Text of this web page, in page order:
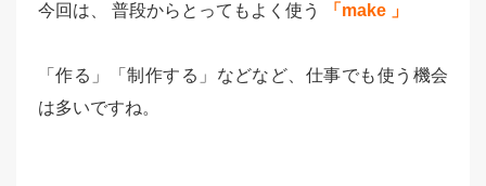
今回は、 普段からとってもよく使う 「make 」
「作る」「制作する」などなど、仕事でも使う機会
は多いですね。